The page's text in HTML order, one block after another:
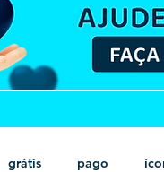
grátis pago